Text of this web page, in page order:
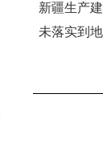
新疆生产
未落实到